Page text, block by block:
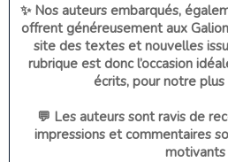
✨ Nos auteurs embarqués,
offrent généreusement aux
site des textes et nouvelles
rubrique est donc l’occasion
écrits, pour notre plus
💬 Les auteurs sont ravis de
impressions et commentaires
motivants